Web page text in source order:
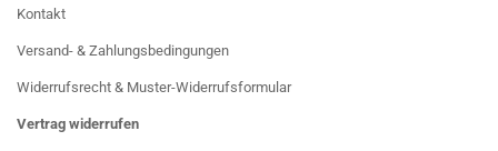
Kontakt
Versand- & Zahlungsbedingungen
Widerrufsrecht & Muster-Widerrufsformular
Vertrag widerrufen